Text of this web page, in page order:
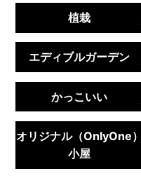
植栽
エディブルガーデン
かっこいい
オリジナル（OnlyOne）
小屋